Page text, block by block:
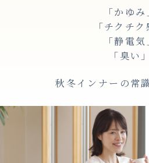
「かゆみ
「チクチク
「静電気
「臭い」
秋冬インナーの常